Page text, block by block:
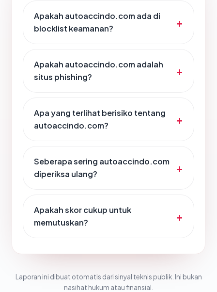
Apakah autoaccindo.com ada di
blocklist keamanan?
Apakah autoaccindo.com adalah
situs phishing?
Apa yang terlihat berisiko tentang
autoaccindo.com?
Seberapa sering autoaccindo.com
diperiksa ulang?
Apakah skor cukup untuk
memutuskan?
Laporan ini dibuat otomatis dari sinyal teknis publik. Ini bukan
nasihat hukum atau finansial.